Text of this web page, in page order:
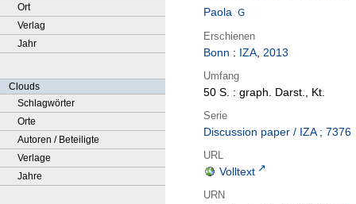
Ort
Verlag
Jahr
Clouds
Schlagwörter
Orte
Autoren / Beteiligte
Verlage
Jahre
Paola
Erschienen
Bonn : IZA, 2013
Umfang
50 S. : graph. Darst., Kt.
Serie
Discussion paper / IZA ; 7376
URL
Volltext
URN